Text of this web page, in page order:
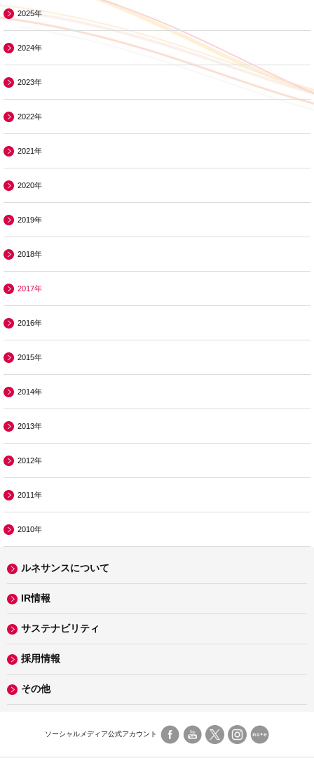
2025年
2024年
2023年
2022年
2021年
2020年
2019年
2018年
2017年
2016年
2015年
2014年
2013年
2012年
2011年
2010年
ルネサンスについて
IR情報
サステナビリティ
採用情報
その他
ソーシャルメディア公式アカウント